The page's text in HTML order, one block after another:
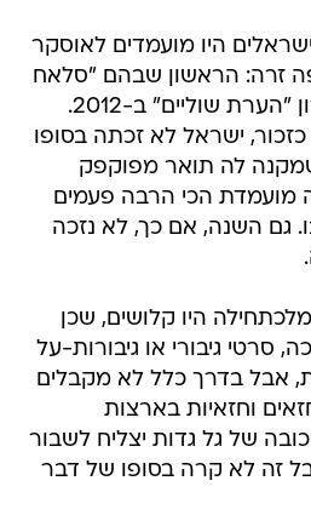
היו מועמדים לאוסקר
זרה: הראשון שבהם "סלאח
שבתי" ב-1965 והאחרון "הערת שוליים" ב-2012.
ישראל לא זכתה בסופו
לה תואר מפוקפק
מועמדת הכי הרבה פעמים
גם השנה, אם כך, לא נזכה
מלכתחילה היו קלושים, שכן
סרטי גיבורי או גיבורות-על
אבל בדרך כלל לא מקבלים
וחזאיות בארצות
של גל גדות יצליח לשבור
זה לא קרה בסופו של דבר